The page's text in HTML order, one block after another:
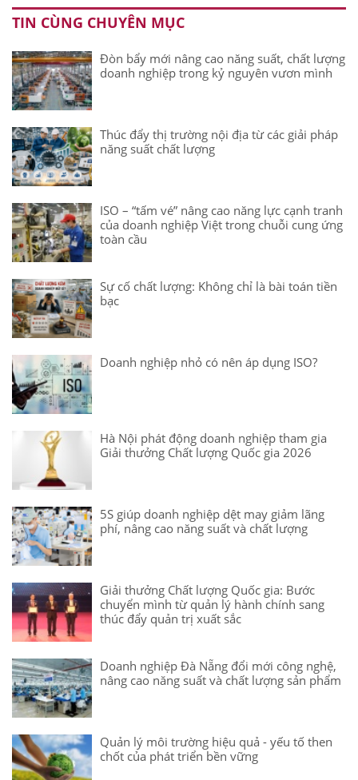
TIN CÙNG CHUYÊN MỤC
Đòn bẩy mới nâng cao năng suất, chất lượng
doanh nghiệp trong kỷ nguyên vươn mình
Thúc đẩy thị trường nội địa từ các giải pháp
năng suất chất lượng
ISO – “tấm vé” nâng cao năng lực cạnh tranh
của doanh nghiệp Việt trong chuỗi cung ứng
toàn cầu
Sự cố chất lượng: Không chỉ là bài toán tiền
bạc
Doanh nghiệp nhỏ có nên áp dụng ISO?
Hà Nội phát động doanh nghiệp tham gia
Giải thưởng Chất lượng Quốc gia 2026
5S giúp doanh nghiệp dệt may giảm lãng
phí, nâng cao năng suất và chất lượng
Giải thưởng Chất lượng Quốc gia: Bước
chuyển mình từ quản lý hành chính sang
thúc đẩy quản trị xuất sắc
Doanh nghiệp Đà Nẵng đổi mới công nghệ,
nâng cao năng suất và chất lượng sản phẩm
Quản lý môi trường hiệu quả - yếu tố then
chốt của phát triển bền vững